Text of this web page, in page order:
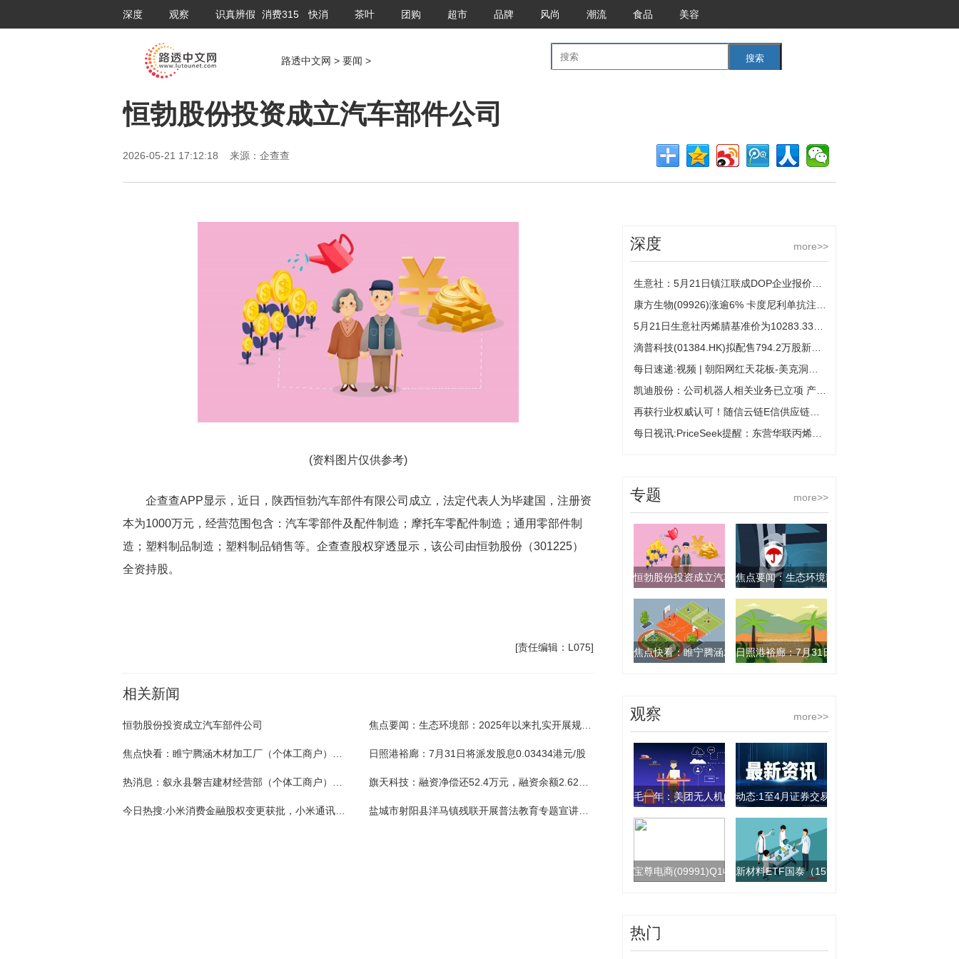
深度 观察 识真辨假 消费315 快消 茶叶 团购 超市 品牌 风尚 潮流 食品 美容
路透中文网 > 要闻 > 搜索
恒勃股份投资成立汽车部件公司
2026-05-21 17:12:18 来源：企查查
(资料图片仅供参考)
企查查APP显示，近日，陕西恒勃汽车部件有限公司成立，法定代表人为毕建国，注册资
本为1000万元，经营范围包含：汽车零部件及配件制造；摩托车零配件制造；通用零部件制
造；塑料制品制造；塑料制品销售等。企查查股权穿透显示，该公司由恒勃股份（301225）
全资持股。
[责任编辑：L075]
相关新闻
恒勃股份投资成立汽车部件公司
日照港裕廊：7月31日将派发股息0.03434港元/股
more>>
深度
more>>
专题
恒勃股份投资成立汽车部件公司焦点要闻：生态环境部：2025年以来扎实开展规
焦点快看：睢宁腾涵木材加工厂（个体工商户）成立 注册资本20万人民币
日照港裕廊：7月31日将派发股息0.03434港元/股
more>>
观察
毛一年：美团无人机向系统解决方案提供商转型|播资讯
动态:1至4月证券交易印花税同比增长74.8%
宝尊电商(09991)Q1收入同比增长15%至24亿元 核心业务全面恢复增长
新材料ETF国泰（159761）涨超1%，战略性新
热门